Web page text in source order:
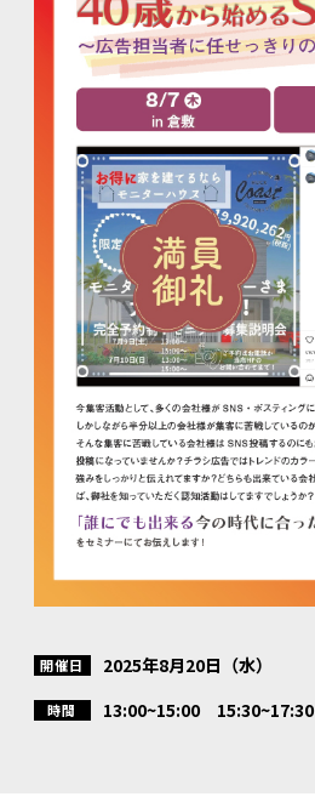
開催日 2025年8月20日（水）
時間 13:00~15:00 15:30~17:30